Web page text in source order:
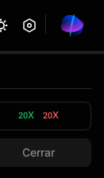
20X 20X
Cerrar